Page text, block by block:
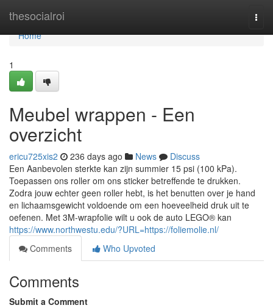
thesocialroi
Home
Home
1
Meubel wrappen - Een
overzicht
ericu725xis2 236 days ago News
Discuss
Een Aanbevolen sterkte kan zijn summier 15 psi (100 kPa).
Toepassen ons roller om ons sticker betreffende te drukken.
Zodra jouw echter geen roller hebt, is het benutten over je hand
en lichaamsgewicht voldoende om een hoeveelheid druk uit te
oefenen. Met 3M-wrapfolie wilt u ook de auto LEGO® kan
https://www.northwestu.edu/?URL=https://foliemolie.nl/
Comments
Who Upvoted
Comments
Submit a Comment